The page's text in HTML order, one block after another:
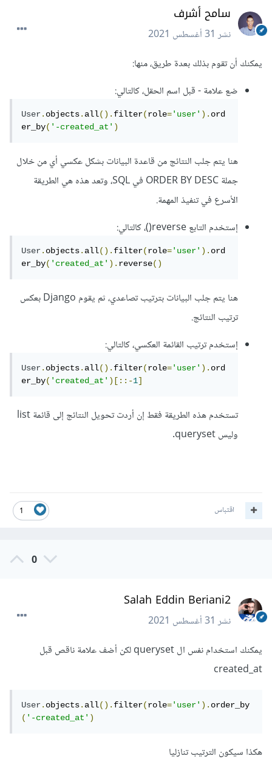
سامح أشرف
نشر31 أغسطس 2021
يمكنك أن تقوم بذلك بعدة طريق، منها:
ضع علامة - قبل اسم الحقل، كالتالي:
User.objects.all().filter(role='user').ord
er_by('-created_at')
هنا يتم جلب النتائج من قاعدة البيانات بشكل عكسي أي من خلال
جملة ORDER BY DESC في SQL، وتعد هذه هي الطريقة
الأسرع في تنفيذ المهمة.
إستخدم التابع reverse()، كالتالي:
User.objects.all().filter(role='user').ord
er_by('created_at').reverse()
هنا يتم جلب البيانات بترتيب تصاعدي، ثم يقوم Django بعكس
ترتيب النتائج.
إستخدم ترتيب القائمة العكسي، كالتالي:
User.objects.all().filter(role='user').ord
er_by('created_at')[::-1]
تستخدم هذه الطريقة فقط إن أردت تحويل النتائج إلى قائمة list
وليس queryset.
1 اقتباس
0
Salah Eddin Beriani2
نشر31 أغسطس 2021
يمكنك استخدام نفس ال queryset لكن أضف علامة ناقص قبل
created_at
User.objects.all().filter(role='user').order_by
('-created_at')
هكذا سيكون الترتيب تنازليا